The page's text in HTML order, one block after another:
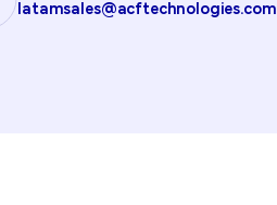
latamsales@acftechnologies.com